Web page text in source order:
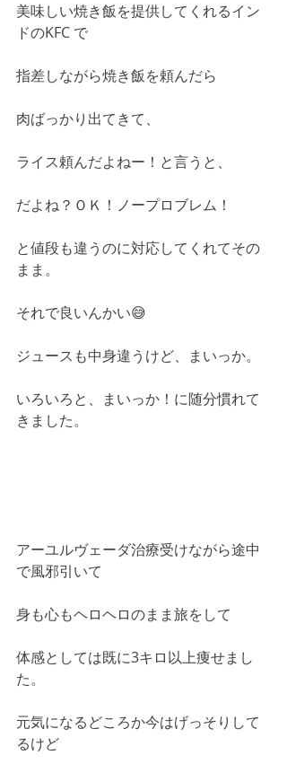
美味しい焼き飯を提供してくれるイン
ドのKFC で
指差しながら焼き飯を頼んだら
肉ばっかり出てきて、
ライス頼んだよねー！と言うと、
だよね？ＯＫ！ノープロブレム！
と値段も違うのに対応してくれてその
まま。
それで良いんかい😅
ジュースも中身違うけど、まいっか。
いろいろと、まいっか！に随分慣れて
きました。
アーユルヴェーダ治療受けながら途中
で風邪引いて
身も心もヘロヘロのまま旅をして
体感としては既に3キロ以上痩せまし
た。
元気になるどころか今はげっそりして
るけど